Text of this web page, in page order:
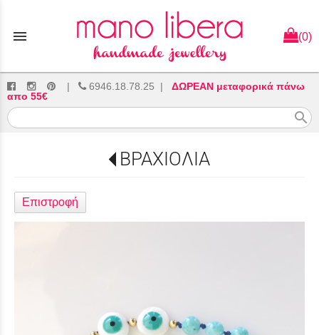
menu (0)
| 6946.18.78.25 | ΔΩΡΕΑΝ μεταφορικά πάνω
απο 55€
search
ΒΡΑΧΙΟΛΙΑ
Επιστροφή